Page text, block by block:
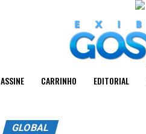
ASSINE CARRINHO EDITORIAL
GLOBAL